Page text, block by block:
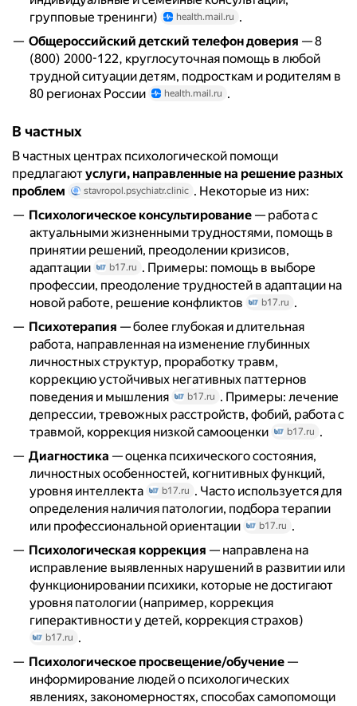
групповые тренинги)
health.mail.ru .
Общероссийский детский телефон доверия — 8
(800) 2000-122, круглосуточная помощь в любой
трудной ситуации детям, подросткам и родителям в
80 регионах России
health.mail.ru .
В частных
В частных центрах психологической помощи
предлагаютуслуги, направленные на решение разных
проблем
stavropol.psychiatr.clinic . Некоторые из них:
Психологическое консультирование — работа с
актуальными жизненными трудностями, помощь в
принятии решений, преодолении кризисов,
адаптации
b17.ru . Примеры: помощь в выборе
профессии, преодоление трудностей в адаптации на
новой работе, решение конфликтов
b17.ru .
Психотерапия — более глубокая и длительная
работа, направленная на изменение глубинных
личностных структур, проработку травм,
коррекцию устойчивых негативных паттернов
поведения и мышления
b17.ru . Примеры: лечение
депрессии, тревожных расстройств, фобий, работа с
травмой, коррекция низкой самооценки
b17.ru .
Диагностика — оценка психического состояния,
личностных особенностей, когнитивных функций,
уровня интеллекта
b17.ru . Часто используется для
определения наличия патологии, подбора терапии
или профессиональной ориентации
b17.ru .
Психологическая коррекция — направлена на
исправление выявленных нарушений в развитии или
функционировании психики, которые не достигают
уровня патологии (например, коррекция
гиперактивности у детей, коррекция страхов)
b17.ru .
Психологическое просвещение/обучение —
информирование людей о психологических
явлениях, закономерностях, способах самопомощи